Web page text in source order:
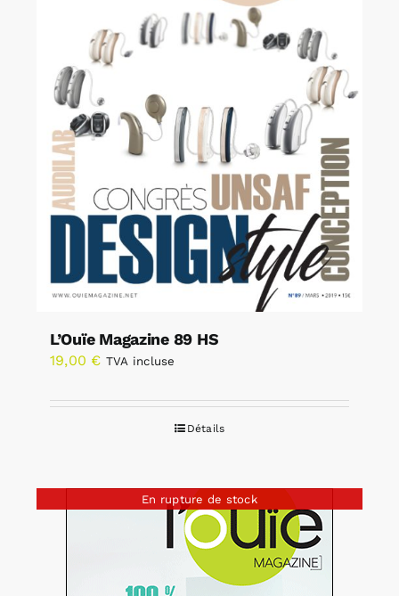
L’Ouïe Magazine 89 HS
19,00 € TVA incluse
Détails
En rupture de stock